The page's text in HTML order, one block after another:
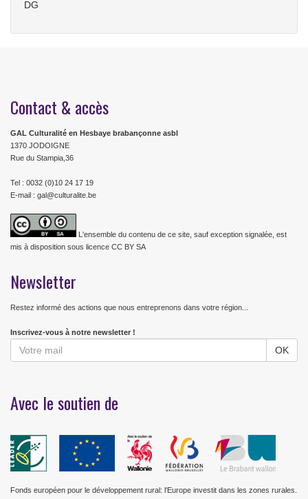
DG
Contact & accès
GAL Culturalité en Hesbaye brabançonne asbl
1370 JODOIGNE
Rue du Stampia,36
Tel : 0032 (0)10 24 17 19
E-mail : gal@culturalite.be
L'ensemble du contenu de ce site, sauf exception signalée, est
mis à disposition sous licence CC BY SA
Newsletter
Restez informé des actions que nous entreprenons dans votre région...
Inscrivez-vous à notre newsletter !
Avec le soutien de
Fonds européen pour le développement rural: l'Europe investit dans les zones rurales.